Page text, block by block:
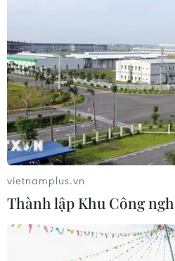
Điểm lại những vụ hỏa
di sản văn hóa thế giới
16/04/2019 08:22
Trong lịch sử từng xảy ra
những công trình di sản văn
điểm lại một số di sản thế giới
trong sự tiếc nuối của nhân
vietnamplus.vn
Thành lập Khu Công